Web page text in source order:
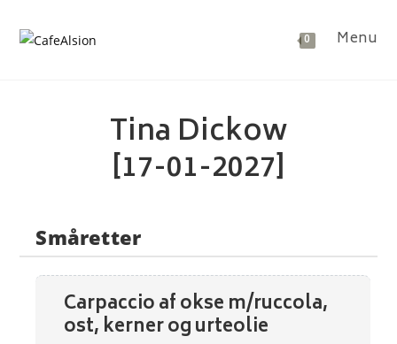
0 Menu
Tina Dickow
[17-01-2027]
Småretter
Carpaccio af okse m/ruccola,
ost, kerner og urteolie